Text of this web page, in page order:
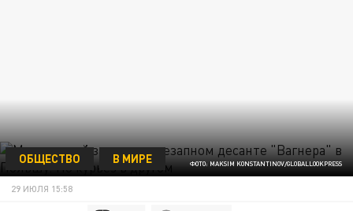
ФОТО: MAKSIM KONSTANTINOV/GLOBALLOOKPRESS
ОБЩЕСТВО В МИРЕ
29 ИЮЛЯ 15:58